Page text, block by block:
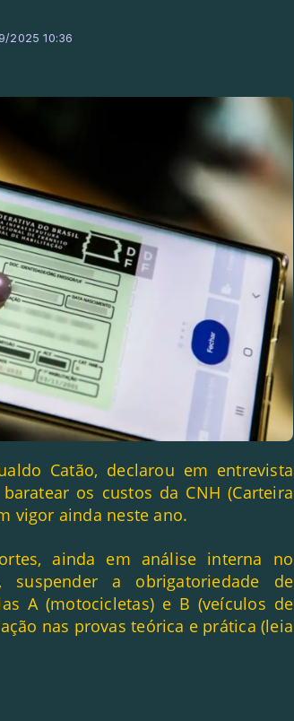
2025 10:36
Catão, declarou em entrevista
os custos da CNH (Carteira
vigor ainda neste ano.
ainda em análise interna no
suspender a obrigatoriedade de
A (motocicletas) e B (veículos de
nas provas teórica e prática (leia